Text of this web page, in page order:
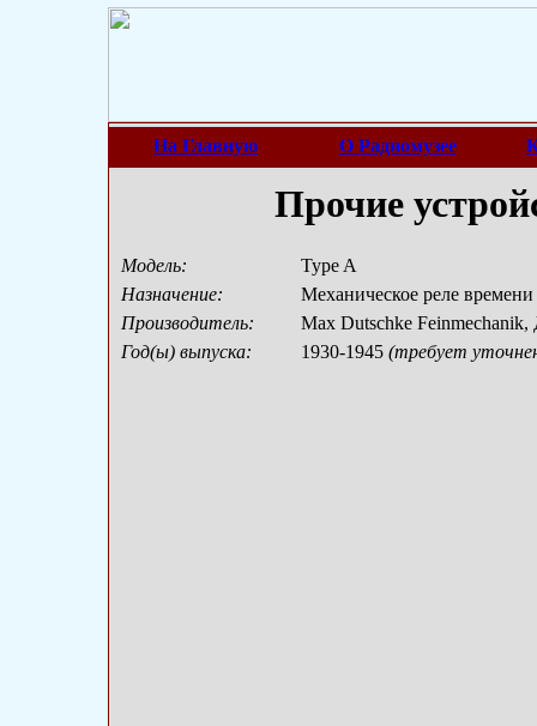
На Главную О Радиомузее
Прочие
Модель:
Type A
Назначение:
Механическое реле времени
Производитель:
Max Dutschke Feinmechanik,
Год(ы) выпуска:
1930-1945 (требует